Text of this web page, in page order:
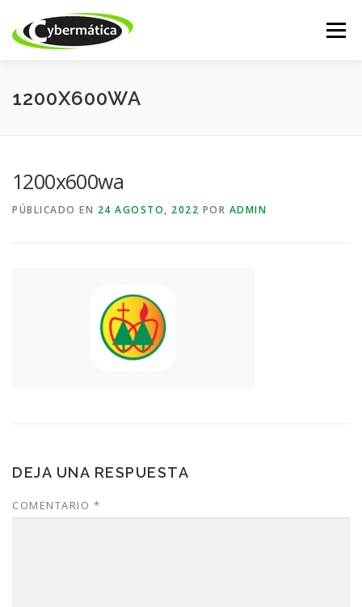
contenido
Menú
INICIO NUESTROS PRODUCTOS
TIENDA ONLINE SOPORTE
1200X600WA
1200x600wa
PÚBLICADO EN 24 AGOSTO, 2022 POR ADMIN
DEJA UNA RESPUESTA
COMENTARIO *